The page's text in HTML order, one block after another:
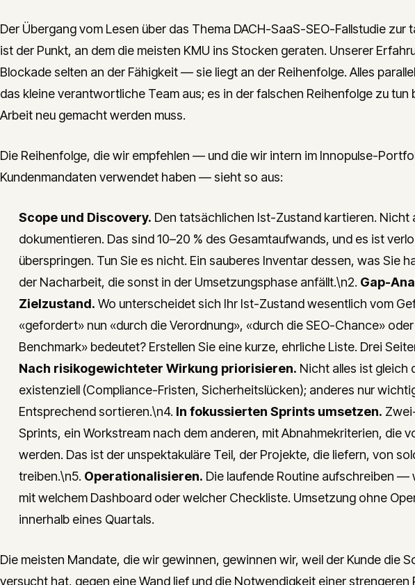
Der Übergang vom Lesen über das Thema DACH-SaaS-SEO-Fallstudie
ist der Punkt, an dem die meisten KMU ins Stocken geraten. Unserer
Blockade selten an der Fähigkeit — sie liegt an der Reihenfolge. Alles
das kleine verantwortliche Team aus; es in der falschen Reihenfolge zu tun
Arbeit neu gemacht werden muss.
Die Reihenfolge, die wir empfehlen — und die wir intern im Innopulse-
Kundenmandaten verwendet haben — sieht so aus:
Scope und Discovery. Den tatsächlichen Ist-Zustand kartieren. Nicht
dokumentieren. Das sind 10–20 % des Gesamtaufwands, und es ist
überspringen. Tun Sie es nicht. Ein sauberes Inventar dessen, was Sie
der Nacharbeit, die sonst in der Umsetzungsphase anfällt.\n2. Gap-
Zielzustand. Wo unterscheidet sich Ihr Ist-Zustand wesentlich vom
«gefordert» nun «durch die Verordnung», «durch die SEO-Chance»
Benchmark» bedeutet? Erstellen Sie eine kurze, ehrliche Liste. Drei
Nach risikogewichteter Wirkung priorisieren. Nicht alles ist gleich
existenziell (Compliance-Fristen, Sicherheitslücken); anderes nur
Entsprechend sortieren.\n4. In fokussierten Sprints umsetzen.
Sprints, ein Workstream nach dem anderen, mit Abnahmekriterien, die
werden. Das ist der unspektakuläre Teil, der Projekte, die liefern, von
treiben.\n5. Operationalisieren. Die laufende Routine aufschreiben —
mit welchem Dashboard oder welcher Checkliste. Umsetzung ohne
innerhalb eines Quartals.
Die meisten Mandate, die wir gewinnen, gewinnen wir, weil der Kunde die
versucht hat, gegen eine Wand lief und die Notwendigkeit einer strengeren